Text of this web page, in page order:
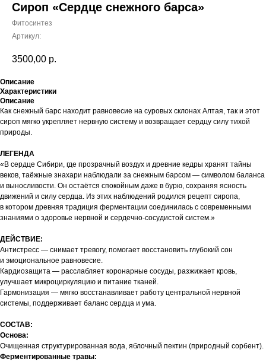
Сироп «Сердце снежного барса»
Фитосинтез
Артикул:
3500,00 р.
Описание
Характеристики
Описание
Как снежный барс находит равновесие на суровых склонах Алтая, так и этот
сироп мягко укрепляет нервную систему и возвращает сердцу силу тихой
природы.
ЛЕГЕНДА
«В сердце Сибири, где прозрачный воздух и древние кедры хранят тайны
веков, таёжные знахари наблюдали за снежным барсом — символом баланса
и выносливости. Он остаётся спокойным даже в бурю, сохраняя ясность
движений и силу сердца. Из этих наблюдений родился рецепт сиропа,
в котором древняя традиция ферментации соединилась с современными
знаниями о здоровье нервной и сердечно-сосудистой систем.»
ДЕЙСТВИЕ:
Антистресс — снимает тревогу, помогает восстановить глубокий сон
и эмоциональное равновесие.
Кардиозащита — расслабляет коронарные сосуды, разжижает кровь,
улучшает микроциркуляцию и питание тканей.
Гармонизация — мягко восстанавливает работу центральной нервной
системы, поддерживает баланс сердца и ума.
СОСТАВ:
Основа:
Очищенная структурированная вода, яблочный пектин (природный сорбент).
Ферментированные травы: